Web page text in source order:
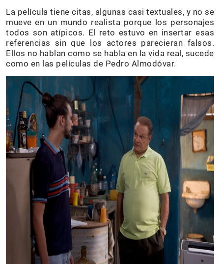
La película tiene citas, algunas casi textuales, y no se
mueve en un mundo realista porque los personajes
todos son atípicos. El reto estuvo en insertar esas
referencias sin que los actores parecieran falsos.
Ellos no hablan como se habla en la vida real, sucede
como en las películas de Pedro Almodóvar.